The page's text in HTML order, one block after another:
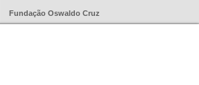
Fundação Oswaldo Cruz